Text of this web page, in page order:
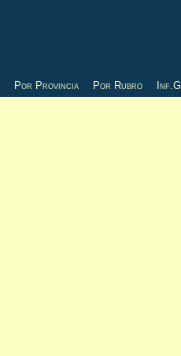
Por Provincia Por Rubro